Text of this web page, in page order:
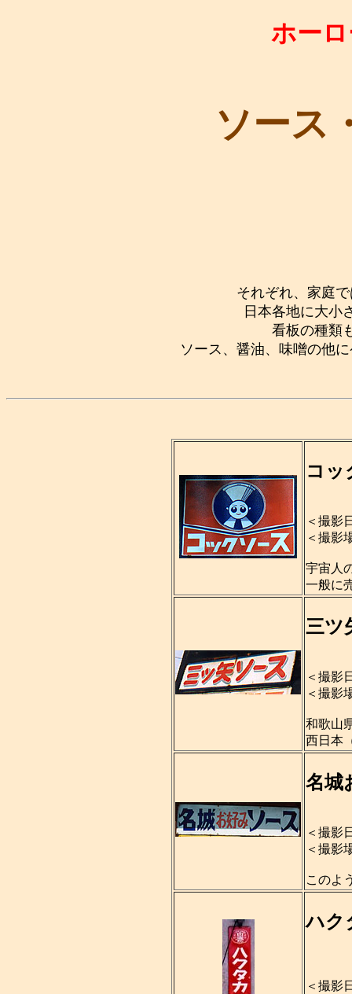
ホー
ソース
それぞれ、家庭
日本各地に大小
看板の種類
ソース、醤油、味噌の他
コッ
＜撮影
＜撮影
宇宙人
一般に
三ツ
＜撮影
＜撮影
和歌山
西日本
名城
＜撮影
＜撮影
このよ
ハク
＜撮影